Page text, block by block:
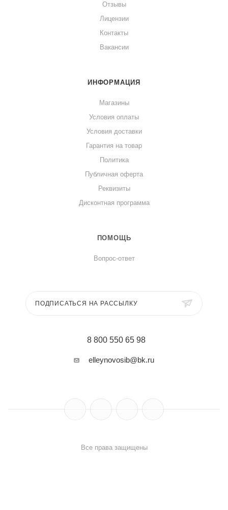
Отзывы
Лицензии
Контакты
Вакансии
ИНФОРМАЦИЯ
Магазины
Условия оплаты
Условия доставки
Гарантия на товар
Политика
Публичная оферта
Реквизиты
Дисконтная программа
ПОМОЩЬ
Вопрос-ответ
ПОДПИСАТЬСЯ НА РАССЫЛКУ
8 800 550 65 98
elleynovosib@bk.ru
Все права защищены